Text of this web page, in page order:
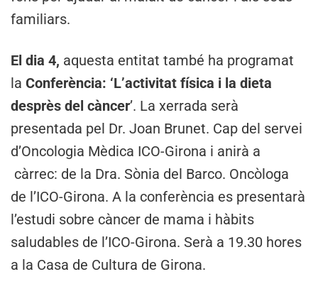
familiars.
El dia 4, aquesta entitat també ha programat
la Conferència: ‘L’activitat física i la dieta
desprès del càncer’. La xerrada serà
presentada pel Dr. Joan Brunet. Cap del servei
d’Oncologia Mèdica ICO-Girona i anirà a
càrrec: de la Dra. Sònia del Barco. Oncòloga
de l’ICO-Girona. A la conferència es presentarà
l’estudi sobre càncer de mama i hàbits
saludables de l’ICO-Girona. Serà a 19.30 hores
a la Casa de Cultura de Girona.